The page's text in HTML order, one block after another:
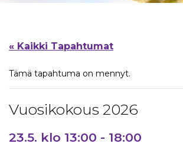
« Kaikki Tapahtumat
Tämä tapahtuma on mennyt.
Vuosikokous 2026
23.5. klo 13:00 - 18:00